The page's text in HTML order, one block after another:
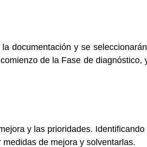
documentación y se
de la Fase de diagnóstico,
y las prioridades.
de mejora y solventarlas.